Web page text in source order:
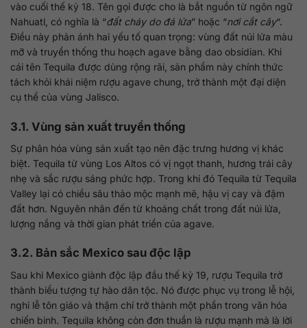
vào cuối thế kỷ 18. Tên gọi được cho là bắt nguồn từ ngôn ngữ
Nahuatl, có nghĩa là “đất cháy do đá lửa” hoặc “nơi cắt cây“.
Điều này phản ánh hai yếu tố quan trọng: vùng đất núi lửa màu
mỡ và truyền thống thu hoạch agave bằng dao obsidian. Khi
cái tên Tequila được dùng rộng rãi, sản phẩm này chính thức
tách khỏi khái niệm rượu agave chung, trở thành một đại diện
cụ thể của vùng Jalisco.
3.1. Vùng sản xuất truyền thống
Sự phân hóa vùng sản xuất tạo nên đặc trưng hương vị khác
biệt. Tequila từ vùng Los Altos có vị ngọt thanh, hương trái cây
nhẹ và sắc rượu sáng phức hợp. Trong khi đó Tequila từ Tequila
Valley lại có chiều sâu thảo mộc mạnh mẽ, hậu vị cay và đậm
đất hơn. Nguyên nhân đến từ khoáng chất trong đất núi lửa,
lượng nắng và thời gian phát triển của agave.
3.2. Bản sắc Mexico sau độc lập
Sau khi Mexico giành độc lập đầu thế kỷ 19, rượu Tequila trở
thành biểu tượng tự hào dân tộc. Nó được phục vụ trong lễ hội,
nghi lễ tôn giáo và thậm chí trở thành một phần trong văn hóa
chiến binh. Tequila không còn đơn thuần là rượu mạnh mà là lời